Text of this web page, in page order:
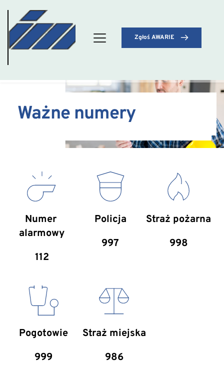
Zgłoś AWARIE
Ważne numery
Numer
alarmowy
112
Policja
997
Straż pożarna
998
Pogotowie
999
Straż miejska
986